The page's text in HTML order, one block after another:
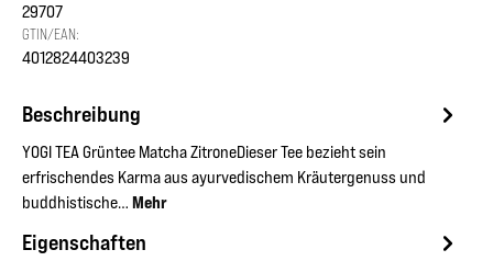
29707
GTIN/EAN:
4012824403239
Beschreibung
YOGI TEA Grüntee Matcha ZitroneDieser Tee bezieht sein
erfrischendes Karma aus ayurvedischem Kräutergenuss und
buddhistische… Mehr
Eigenschaften